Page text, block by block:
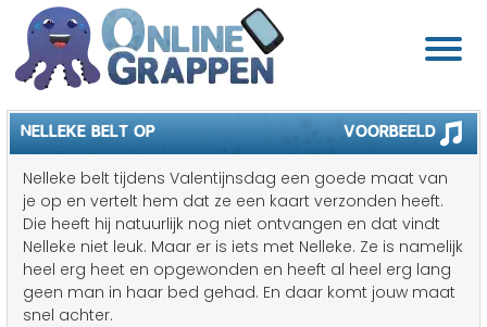
NELLEKE BELT OP Voorbeeld
Nelleke belt tijdens Valentijnsdag een goede maat van
je op en vertelt hem dat ze een kaart verzonden heeft.
Die heeft hij natuurlijk nog niet ontvangen en dat vindt
Nelleke niet leuk. Maar er is iets met Nelleke. Ze is namelijk
heel erg heet en opgewonden en heeft al heel erg lang
geen man in haar bed gehad. En daar komt jouw maat
snel achter.